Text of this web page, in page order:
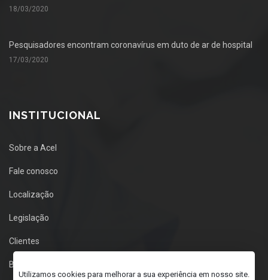
18/03/2020
Pesquisadores encontram coronavírus em duto de ar de hospital
17/03/2020
INSTITUCIONAL
Sobre a Acel
Fale conosco
Localização
Legislação
Clientes
Blog
Utilizamos cookies para melhorar a sua experiência em nosso site.